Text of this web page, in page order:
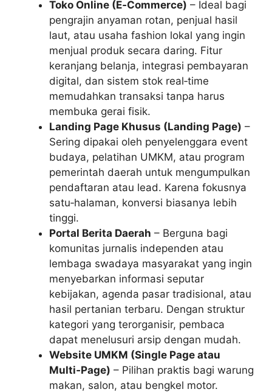
Toko Online (E‑Commerce) – Ideal bagi
pengrajin anyaman rotan, penjual hasil
laut, atau usaha fashion lokal yang ingin
menjual produk secara daring. Fitur
keranjang belanja, integrasi pembayaran
digital, dan sistem stok real‑time
memudahkan transaksi tanpa harus
membuka gerai fisik.
Landing Page Khusus (Landing Page) –
Sering dipakai oleh penyelenggara event
budaya, pelatihan UMKM, atau program
pemerintah daerah untuk mengumpulkan
pendaftaran atau lead. Karena fokusnya
satu‑halaman, konversi biasanya lebih
tinggi.
Portal Berita Daerah – Berguna bagi
komunitas jurnalis independen atau
lembaga swadaya masyarakat yang ingin
menyebarkan informasi seputar
kebijakan, agenda pasar tradisional, atau
hasil pertanian terbaru. Dengan struktur
kategori yang terorganisir, pembaca
dapat menelusuri arsip dengan mudah.
Website UMKM (Single Page atau
Multi‑Page) – Pilihan praktis bagi warung
makan, salon, atau bengkel motor.